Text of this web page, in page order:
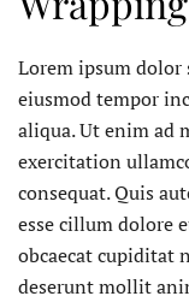
Lorem ipsum dolor
eiusmod tempor
aliqua. Ut enim ad
exercitation
consequat. Quis
esse cillum dolore
obcaecat cupiditat
deserunt mollit